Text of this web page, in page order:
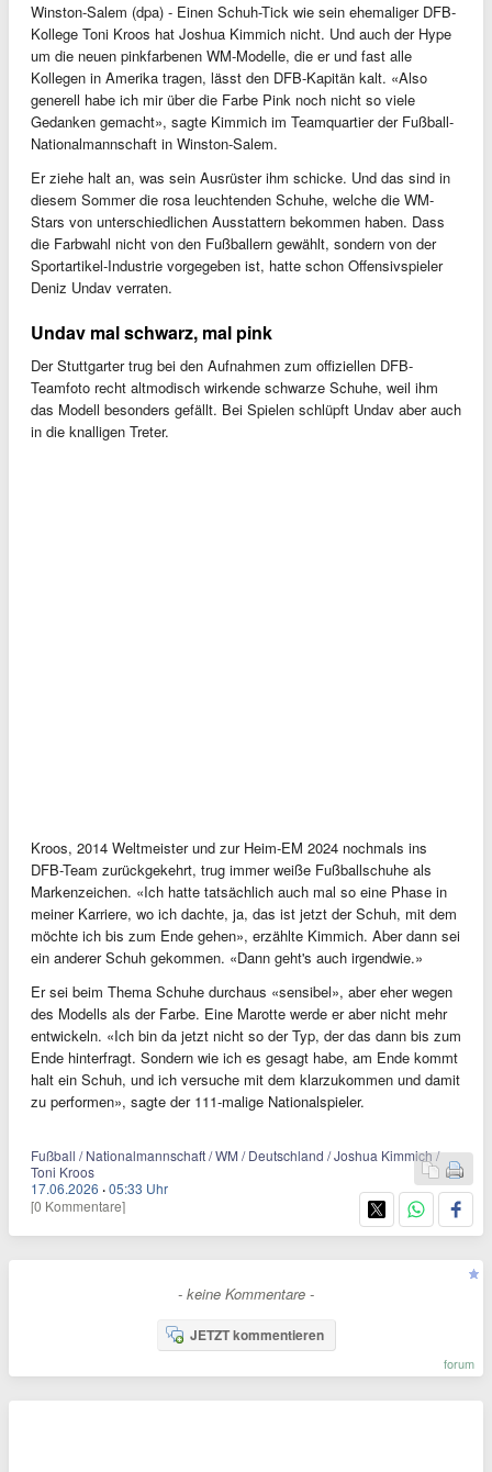
Winston-Salem (dpa) - Einen Schuh-Tick wie sein ehemaliger DFB-
Kollege Toni Kroos hat Joshua Kimmich nicht. Und auch der Hype
um die neuen pinkfarbenen WM-Modelle, die er und fast alle
Kollegen in Amerika tragen, lässt den DFB-Kapitän kalt. «Also
generell habe ich mir über die Farbe Pink noch nicht so viele
Gedanken gemacht», sagte Kimmich im Teamquartier der Fußball-
Nationalmannschaft in Winston-Salem.
Er ziehe halt an, was sein Ausrüster ihm schicke. Und das sind in
diesem Sommer die rosa leuchtenden Schuhe, welche die WM-
Stars von unterschiedlichen Ausstattern bekommen haben. Dass
die Farbwahl nicht von den Fußballern gewählt, sondern von der
Sportartikel-Industrie vorgegeben ist, hatte schon Offensivspieler
Deniz Undav verraten.
Undav mal schwarz, mal pink
Der Stuttgarter trug bei den Aufnahmen zum offiziellen DFB-
Teamfoto recht altmodisch wirkende schwarze Schuhe, weil ihm
das Modell besonders gefällt. Bei Spielen schlüpft Undav aber auch
in die knalligen Treter.
Kroos, 2014 Weltmeister und zur Heim-EM 2024 nochmals ins
DFB-Team zurückgekehrt, trug immer weiße Fußballschuhe als
Markenzeichen. «Ich hatte tatsächlich auch mal so eine Phase in
meiner Karriere, wo ich dachte, ja, das ist jetzt der Schuh, mit dem
möchte ich bis zum Ende gehen», erzählte Kimmich. Aber dann sei
ein anderer Schuh gekommen. «Dann geht's auch irgendwie.»
Er sei beim Thema Schuhe durchaus «sensibel», aber eher wegen
des Modells als der Farbe. Eine Marotte werde er aber nicht mehr
entwickeln. «Ich bin da jetzt nicht so der Typ, der das dann bis zum
Ende hinterfragt. Sondern wie ich es gesagt habe, am Ende kommt
halt ein Schuh, und ich versuche mit dem klarzukommen und damit
zu performen», sagte der 111-malige Nationalspieler.
Fußball / Nationalmannschaft / WM / Deutschland / Joshua Kimmich /
Toni Kroos
17.06.2026 ·05:33 Uhr
[0 Kommentare]
- keine Kommentare -
JETZT kommentieren
forum